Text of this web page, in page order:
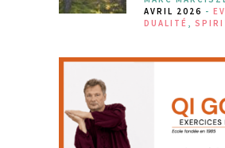
AVRIL 2026 -
DUALITÉ ,